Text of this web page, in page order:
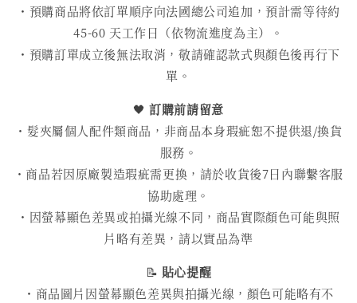
・預購商品將依訂單順序向法國總公司追加，預計需等待約
45-60 天工作日（依物流進度為主）。
・預購訂單成立後無法取消，敬請確認款式與顏色後再行下
單。
🖤訂購前請留意
・髮夾屬個人配件類商品，非商品本身瑕疵恕不提供退/換貨
服務。
・商品若因原廠製造瑕疵需更換，請於收貨後7日內聯繫客服
協助處理。
・因螢幕顯色差異或拍攝光線不同，商品實際顏色可能與照
片略有差異，請以實品為準
📝 貼心提醒
・商品圖片因螢幕顯色差異與拍攝光線，顏色可能略有不